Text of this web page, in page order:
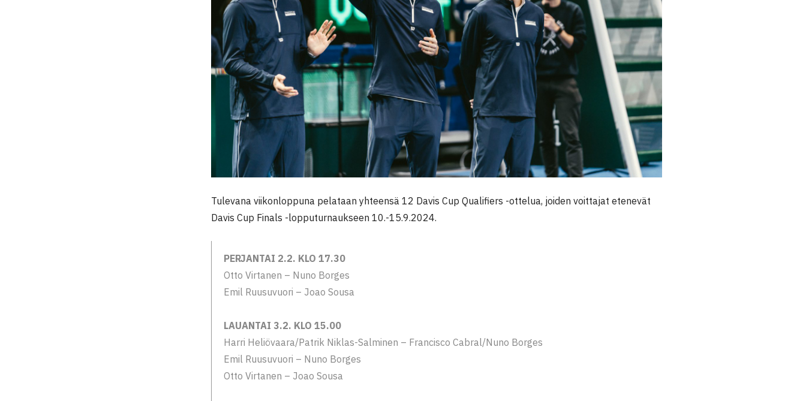
Tulevana viikonloppuna pelataan yhteensä 12 Davis Cup Qualifiers -ottelua, joiden voittajat etenevät
Davis Cup Finals -lopputurnaukseen 10.-15.9.2024.
PERJANTAI 2.2. KLO 17.30
Otto Virtanen – Nuno Borges
Emil Ruusuvuori – Joao Sousa
LAUANTAI 3.2. KLO 15.00
Harri Heliövaara/Patrik Niklas-Salminen – Francisco Cabral/Nuno Borges
Emil Ruusuvuori – Nuno Borges
Otto Virtanen – Joao Sousa